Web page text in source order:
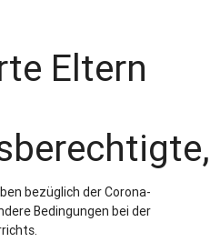
Eltern
bezüglich der Corona-
Bedingungen bei der